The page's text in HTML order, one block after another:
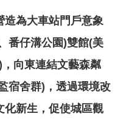
造為大車站門戶意象
番仔溝公園)雙館(美
向東連結文藝森粼
宿舍群)，透過環境改
化新生，促使城區觀